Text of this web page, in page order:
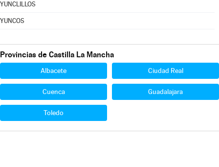
YUNCLILLOS
YUNCOS
Provincias de Castilla La Mancha
Albacete Ciudad Real
Cuenca Guadalajara
Toledo